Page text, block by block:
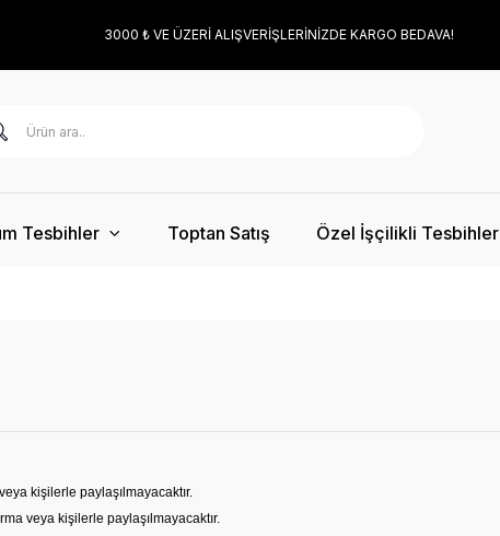
3000 ₺ VE ÜZERİ ALIŞVERİŞLERİNİZDE KARGO BEDAVA!
Tesbihler Toptan Satış Özel İşçilikli Tesbihler
kişilerle paylaşılmayacaktır.
veya kişilerle paylaşılmayacaktır.